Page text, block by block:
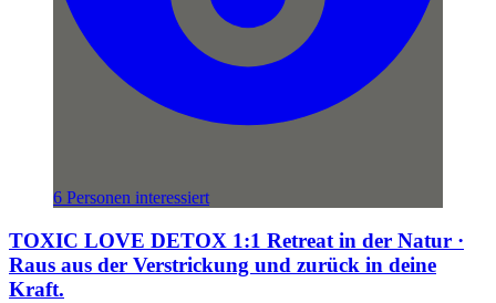
6 Personen interessiert
TOXIC LOVE DETOX 1:1 Retreat in der Natur ·
Raus aus der Verstrickung und zurück in deine
Kraft.